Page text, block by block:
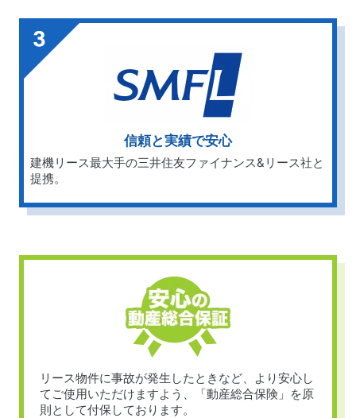
信頼と実績で安心
建機リース最大手の三井住友ファイナンス&リース社と
提携。
リース物件に事故が発生したときなど、より安心し
てご使用いただけますよう、「動産総合保険」を原
則として付保しております。